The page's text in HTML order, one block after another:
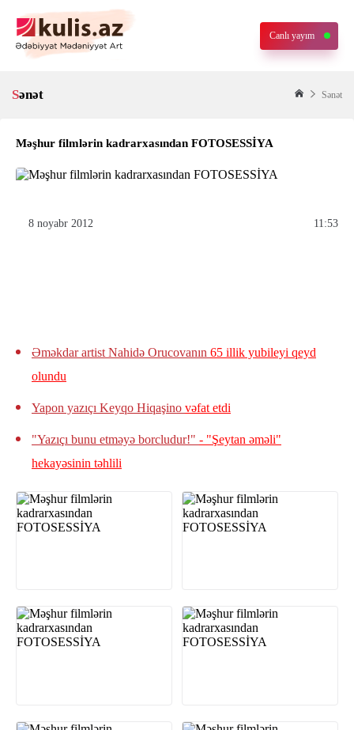
Canlı yayım
Sənət Sənət
Məşhur filmlərin kadrarxasından FOTOSESSİYA
8 noyabr 2012 11:53
Əməkdar artist Nahidə Orucovanın 65 illik yubileyi qeyd
olundu
Yapon yazıçı Keyqo Hiqaşino vəfat etdi
"Yazıçı bunu etməyə borcludur!" - "Şeytan əməli"
hekayəsinin təhlili